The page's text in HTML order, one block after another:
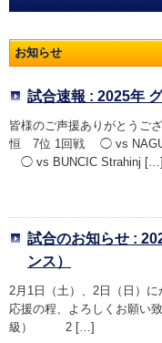
お知らせ
試合速報 : 2025年
皆様のご声援ありがとう
恒 7位 1回戦 ◯ vs
◯ vs BUNCIC Strahinj […]
試合のお知らせ :
ンス）
2月1日（土）、2日（日）に
応援の程、よろしくお願い
級） 2 […]